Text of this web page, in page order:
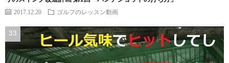
2017.12.20 ゴルフのレッスン動画